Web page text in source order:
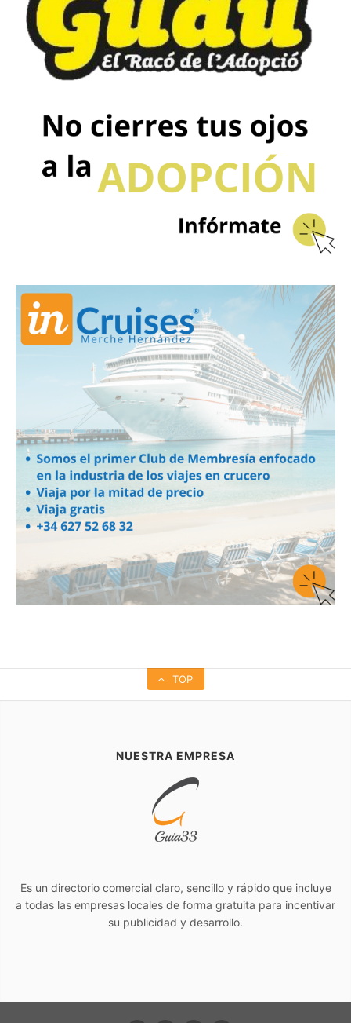
TOP
NUESTRA EMPRESA
Es un directorio comercial claro, sencillo y rápido que incluye
a todas las empresas locales de forma gratuita para incentivar
su publicidad y desarrollo.